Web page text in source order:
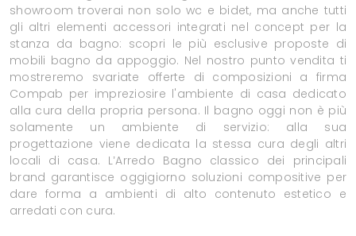
showroom troverai non solo wc e bidet, ma anche tutti
gli altri elementi accessori integrati nel concept per la
stanza da bagno: scopri le più esclusive proposte di
mobili bagno da appoggio. Nel nostro punto vendita ti
mostreremo svariate offerte di composizioni a firma
Compab per impreziosire l'ambiente di casa dedicato
alla cura della propria persona. Il bagno oggi non è più
solamente un ambiente di servizio: alla sua
progettazione viene dedicata la stessa cura degli altri
locali di casa. L’Arredo Bagno classico dei principali
brand garantisce oggigiorno soluzioni compositive per
dare forma a ambienti di alto contenuto estetico e
arredati con cura.